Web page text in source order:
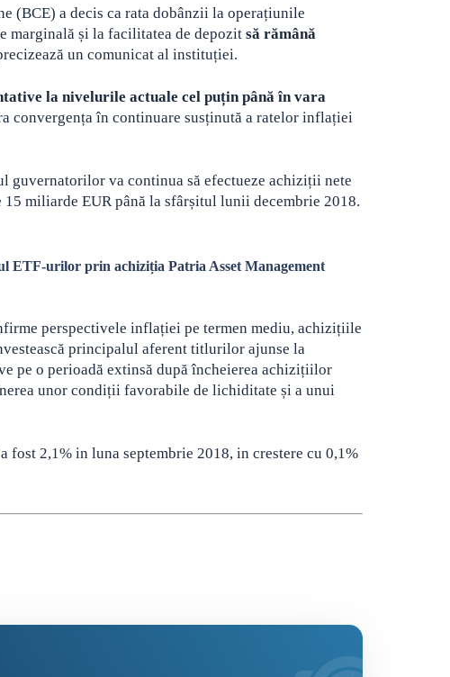
(BCE) a decis ca rata dobânzii la operațiunile
marginală și la facilitatea de depozit să rămână
un comunicat al instituției.
la nivelurile actuale cel puțin până în vara
convergența în continuare susținută a ratelor inflației
guvernatorilor va continua să efectueze achiziții nete
miliarde EUR până la sfârșitul lunii decembrie 2018.
ETF-urilor prin achiziția Patria Asset Management
perspectivele inflației pe termen mediu, achizițiile
principalul aferent titlurilor ajunse la
pe o perioadă extinsă după încheierea achizițiilor
unor condiții favorabile de lichiditate și a unui
2,1% in luna septembrie 2018, in crestere cu 0,1%